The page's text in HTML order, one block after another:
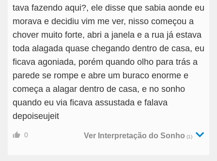
tava fazendo aqui?, ele disse que sabia aonde eu
morava e decidiu vim me ver, nisso começou a
chover muito forte, abri a janela e a rua já estava
toda alagada quase chegando dentro de casa, eu
ficava agoniada, porém quando olho para trás a
parede se rompe e abre um buraco enorme e
começa a alagar dentro de casa, e no sonho
quando eu via ficava assustada e falava
depoiseujeit
0 Ver Interpretação do Sonho (1)